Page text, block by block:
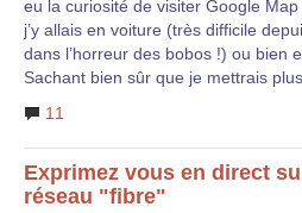
eu la curiosité de visiter Google
j’y allais en voiture (très difficile
dans l’horreur des bobos !) ou bien
Sachant bien sûr que je mettrais
11
Exprimez vous en direct
réseau "fibre"